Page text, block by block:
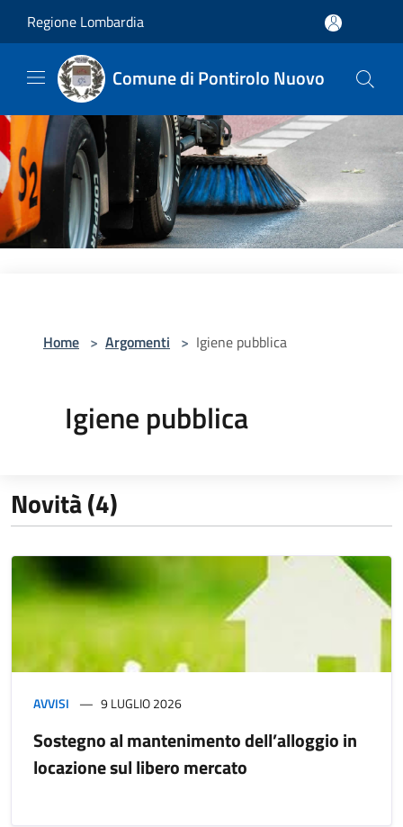
Regione Lombardia
Comune di Pontirolo Nuovo
Home > Argomenti > Igiene pubblica
Igiene pubblica
Novità (4)
AVVISI 9 LUGLIO 2026
Sostegno al mantenimento dell’alloggio in
locazione sul libero mercato